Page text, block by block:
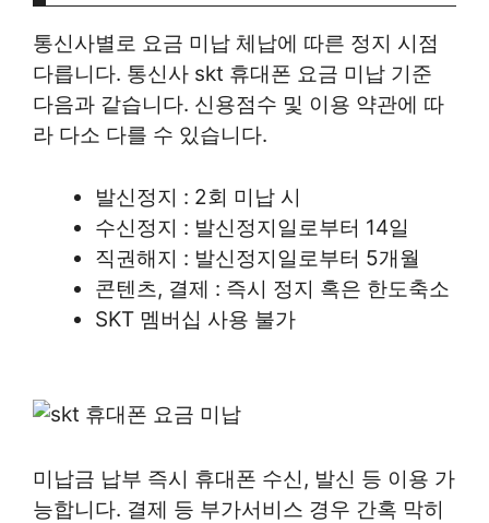
통신사별로 요금 미납 체납에 따른 정지 시점
다릅니다. 통신사 skt 휴대폰 요금 미납 기준
다음과 같습니다. 신용점수 및 이용 약관에 따
라 다소 다를 수 있습니다.
발신정지 : 2회 미납 시
수신정지 : 발신정지일로부터 14일
직권해지 : 발신정지일로부터 5개월
콘텐츠, 결제 : 즉시 정지 혹은 한도축소
SKT 멤버십 사용 불가
미납금 납부 즉시 휴대폰 수신, 발신 등 이용 가
능합니다. 결제 등 부가서비스 경우 간혹 막히